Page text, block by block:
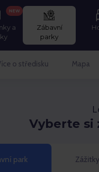
a
NEW
Zábavní
parky
o středisku Mapa
Vyberte si
park